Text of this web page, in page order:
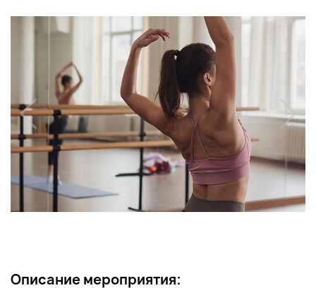
Описание мероприятия: